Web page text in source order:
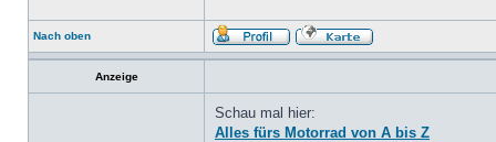
Nach oben
Anzeige
Schau mal hier:
Alles fürs Motorrad von A bis Z